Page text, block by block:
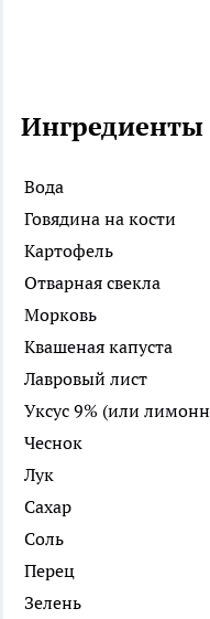
Ингредиенты
Вода
Говядина на кости
Картофель
Отварная свекла
Морковь
Квашеная капуста
Лавровый лист
Уксус 9% (или
Чеснок
Лук
Сахар
Соль
Перец
Зелень